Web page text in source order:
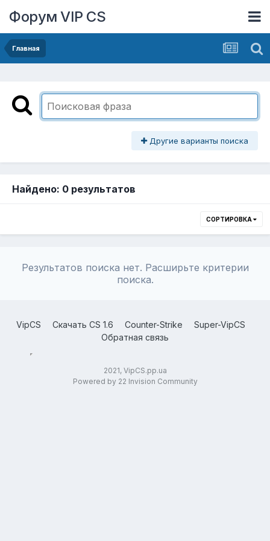
Форум VIP CS
Главная
Другие варианты поиска
Найдено: 0 результатов
СОРТИРОВКА
Результатов поиска нет. Расширьте критерии
поиска.
VipCS Скачать CS 1.6 Counter-Strike
Super-VipCS
Обратная связь
2021, VipCS.pp.ua
Powered by 22 Invision Community